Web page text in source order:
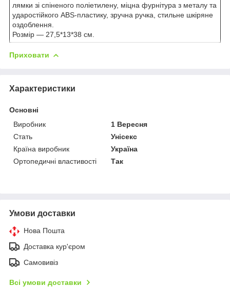
лямки зі спіненого поліетилену, міцна фурнітура з металу та
ударостійкого ABS-пластику, зручна ручка, стильне шкіряне
оздоблення.
Розмір — 27,5*13*38 см.
Приховати
Характеристики
Основні
Виробник
1 Вересня
Стать
Унісекс
Країна виробник
Україна
Ортопедичні властивості
Так
Умови доставки
Нова Пошта
Доставка кур'єром
Самовивіз
Всі умови доставки